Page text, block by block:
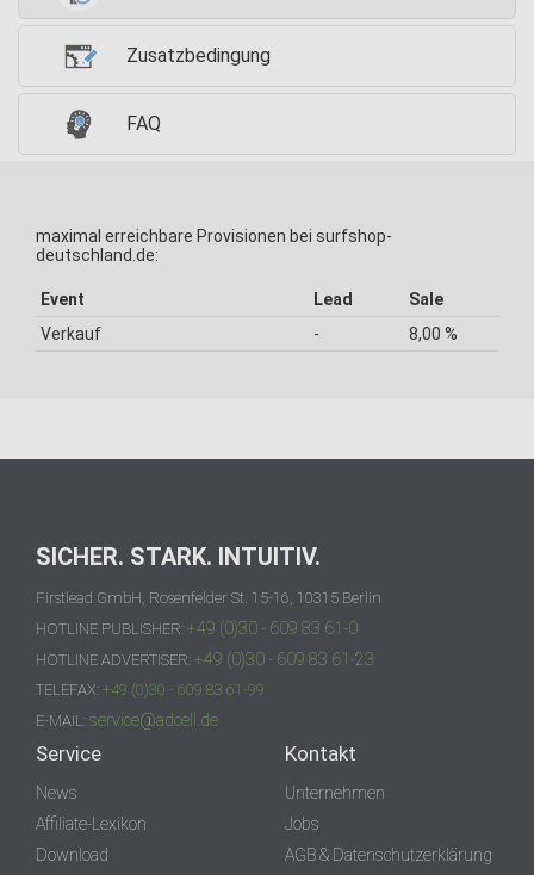
Zusatzbedingung
FAQ
maximal erreichbare Provisionen bei surfshop-
deutschland.de:
Event Lead
Sale
Verkauf
- 8,00 %
SICHER. STARK. INTUITIV.
Firstlead GmbH, Rosenfelder St. 15-16, 10315 Berlin
HOTLINE PUBLISHER: +49 (0)30 - 609 83 61-0
HOTLINE ADVERTISER: +49 (0)30 - 609 83 61-23
TELEFAX: +49 (0)30 - 609 83 61-99
E-MAIL: service@adcell.de
Service
News
Affiliate-Lexikon
Download
Kontakt
Unternehmen
Jobs
AGB & Datenschutzerklärung